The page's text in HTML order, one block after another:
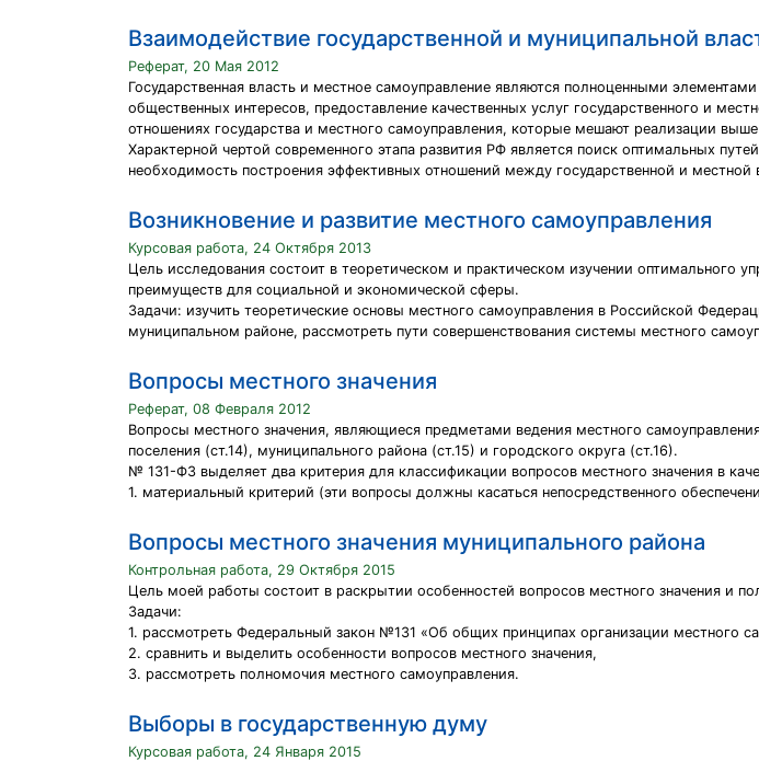
Взаимодействие государственной и муниципальной
Реферат, 20 Мая 2012
Государственная власть и местное самоуправление являются полноценными
общественных интересов, предоставление качественных услуг государственного и
отношениях государства и местного самоуправления, которые мешают реализации
Характерной чертой современного этапа развития РФ является поиск оптимальных
необходимость построения эффективных отношений между государственной и местной
Возникновение и развитие местного самоуправления
Курсовая работа, 24 Октября 2013
Цель исследования состоит в теоретическом и практическом изучении оптимального
преимуществ для социальной и экономической сферы.
Задачи: изучить теоретические основы местного самоуправления в Российской
муниципальном районе, рассмотреть пути совершенствования системы местного
Вопросы местного значения
Реферат, 08 Февраля 2012
Вопросы местного значения, являющиеся предметами ведения местного
поселения (ст.14), муниципального района (ст.15) и городского округа (ст.16).
№ 131-ФЗ выделяет два критерия для классификации вопросов местного значения в
1. материальный критерий (эти вопросы должны касаться непосредственного
Вопросы местного значения муниципального района
Контрольная работа, 29 Октября 2015
Цель моей работы состоит в раскрытии особенностей вопросов местного значения и
Задачи:
1. рассмотреть Федеральный закон №131 «Об общих принципах организации местного
2. сравнить и выделить особенности вопросов местного значения,
3. рассмотреть полномочия местного самоуправления.
Выборы в государственную думу
Курсовая работа, 24 Января 2015